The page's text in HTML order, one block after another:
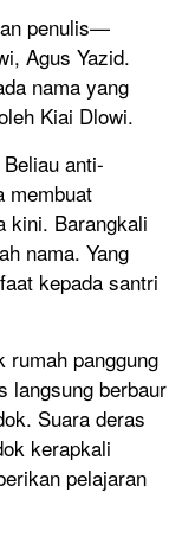
penulis—
Agus Yazid.
nama yang
Kiai Dlowi.
anti-
membuat
kini. Barangkali
nama. Yang
kepada santri
rumah panggung
langsung berbaur
Suara deras
kerapkali
pelajaran